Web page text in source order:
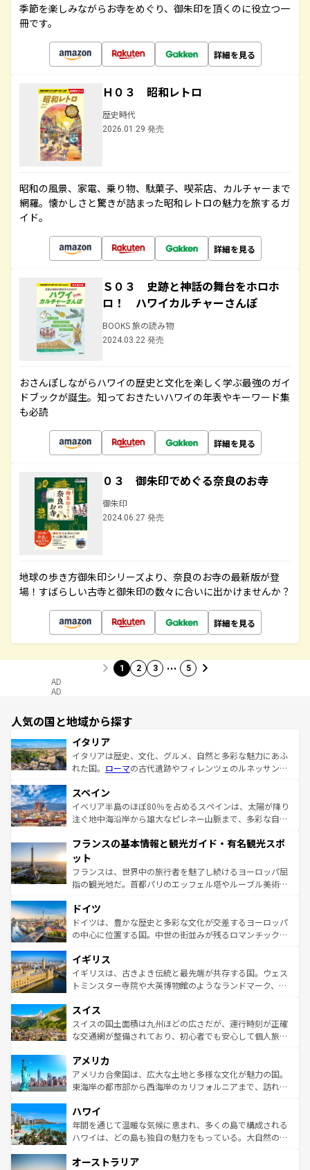
季節を楽しみながらお寺をめぐり、御朱印を頂くのに役立つ一
冊です。
詳細を見る
Ｈ０３ 昭和レトロ
歴史時代
2026.01.29 発売
昭和の風景、家電、乗り物、駄菓子、喫茶店、カルチャーまで
網羅。懐かしさと驚きが詰まった昭和レトロの魅力を旅するガ
イド。
詳細を見る
Ｓ０３ 史跡と神話の舞台をホロホ
ロ！ ハワイカルチャーさんぽ
BOOKS 旅の読み物
2024.03.22 発売
おさんぽしながらハワイの歴史と文化を楽しく学ぶ最強のガイ
ドブックが誕生。知っておきたいハワイの年表やキーワード集
も必読
詳細を見る
０３ 御朱印でめぐる奈良のお寺
御朱印
2024.06.27 発売
地球の歩き方御朱印シリーズより、奈良のお寺の最新版が登
場！すばらしい古寺と御朱印の数々に合いに出かけませんか？
詳細を見る
1 2 3 … 5
AD
AD
人気の国と地域から探す
イタリア
イタリアは歴史、文化、グルメ、自然と多彩な魅力にあふ
れた国。 ローマの古代遺跡やフィレンツェのルネッサンス
ろん、トスカーナの美しい田園風景やアマルフィ海岸の絶
景など、自然景観も見逃せない。観光の合間には、本場の
ピザやパスタなど、絶品のイタリア料理を堪能することも
ませてくれるイタリアで、忘れられない旅をしてみよう！
なお、新着のイタリア情報は
しい。
スペイン
イベリア半島のほぼ80％を占めるスペインは、太陽が降り
注ぐ地中海沿岸から雄大なピレネー山脈まで、多彩な自然
文化が根付くこの国では、情熱的なフラメンコ、熱気あふ
れる闘牛、そして美味しいタパスが生活の一部となってい
る。首都マドリードの洗練された雰囲気や、バルセロナの
アートに溢れた街角から、地方では古代ローマ遺跡や中世
せる。地方によって風土や気候が異なるスペインはその個
性で訪れる人を魅了する。 なお、新着のスペイン情報は コ
ンテンツ一覧を参照してほしい。
フランスの基本情報と観光ガイド・有名観光スポ
ット
フランスは、世界中の旅行者を魅了し続けるヨーロッパ屈
指の観光地だ。首都パリのエッフェル塔やルーブル美術館
で、幅広い魅力が詰まっている。華麗な宮殿、歴史的な大
聖堂、美しいビーチ、そして豊かな自然が、訪れる者を心
から魅了する。また、フランスは美食の国としても知ら
いる。シャンパンの発祥地であるランス、プロヴァンスの
香り高いラベンダー畑など、多彩な楽しみ方が可能だ。さ
らに、パリ以外の地域にも魅力が溢れており、どの街角に
れる地方に足を運ぶとそれぞれで全く異なる文化を体験で
きるだろう。 なお、新着のフランス情報はコンテンツ一覧
を参照してほしい。
ドイツ
ドイツは、豊かな歴史と多彩な文化が交差するヨーロッパ
の中心に位置する国。中世の街並みが残るロマンチック街
顔を持つこの国は、どこを歩いても飽きることがない。ベ
ルリンの文化的活気、バイエルン州のアルプスの絶景、そ
してライン川沿いのワイン畑といった風景は必見。ビール
は、お酒好きな人にはぜひ体験してほしい。 なお、新着の
ドイツ情報はコンテンツ一覧を参照してほしい。
イギリス
イギリスは、古きよき伝統と最先端が共存する国。ウェス
トミンスター寺院や大英博物館のようなランドマーク、歴
リアごとに異なる魅力がある。また、優雅なアフタヌーン
ティー、ビール好きにはたまらない英国パブ、サッカー観
戦など、本場だからこそできる体験も豊富。イギリスを旅
ンツ一覧を参照してほしい。
スイス
スイスの国土面積は九州ほどの広さだが、運行時刻が正確
な交通網が整備されており、初心者でも安心して個人旅行
の建物がそのまま残る町や、スイスならではのユニークな
博物館もあり、アルプス観光だけでなく町歩きも満喫する
ことができる。国民の所得が高いため物価も高いが、旅行
ば市内交通費無料で観光を楽しむこともできる。 なお、新
着のスイス情報はコンテンツ一覧 を参照してほしい。
アメリカ
アメリカ合衆国は、広大な土地と多様な文化が魅力の国。
東海岸の都市部から西海岸のカリフォルニアまで、訪れる
のような巨大都市は、観光、ショッピング、エンターテイ
ンメントが詰まった刺激的なスポットだ。一方、アメリカ
西部には大自然が広がり、グランドキャニオンやイエロー
部のニューオーリンズでは、音楽と美食が融合した独特の
ハワイ
年間を通じて温暖な気候に恵まれ、多くの島で構成される
ハワイは、どの島も独自の魅力をもっている。大自然の神
ワイ島は見逃せない。また、定番の観光地といえばオアフ
オーストラリア